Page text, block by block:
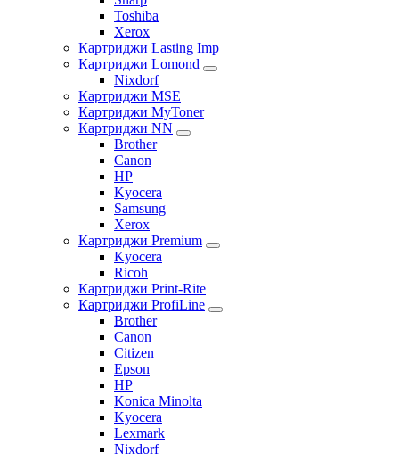
Toshiba
Xerox
Картриджи Lasting Imp
Картриджи Lomond
Nixdorf
Картриджи MSE
Картриджи MyToner
Картриджи NN
Brother
Canon
HP
Kyocera
Samsung
Xerox
Картриджи Premium
Kyocera
Ricoh
Картриджи Print-Rite
Картриджи ProfiLine
Brother
Canon
Citizen
Epson
HP
Konica Minolta
Kyocera
Lexmark
Nixdorf